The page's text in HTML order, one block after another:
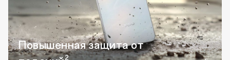
Повышенная защитаот
2